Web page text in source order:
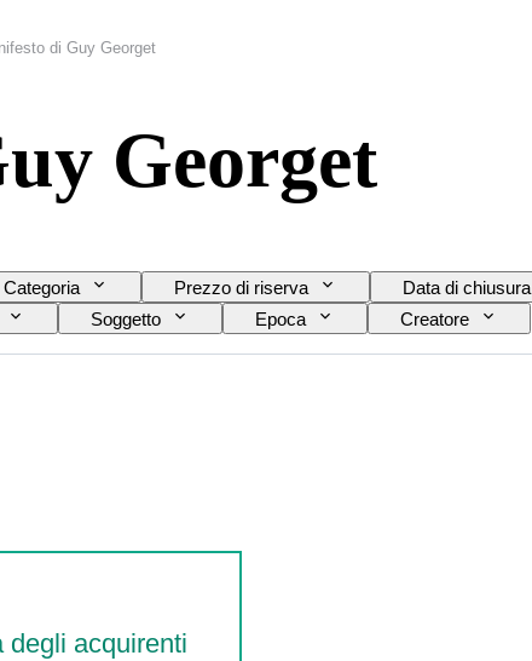
di Guy Georget
Georget
Categoria Prezzo di riserva Data di chiusura
Soggetto Epoca Creatore
degli acquirenti